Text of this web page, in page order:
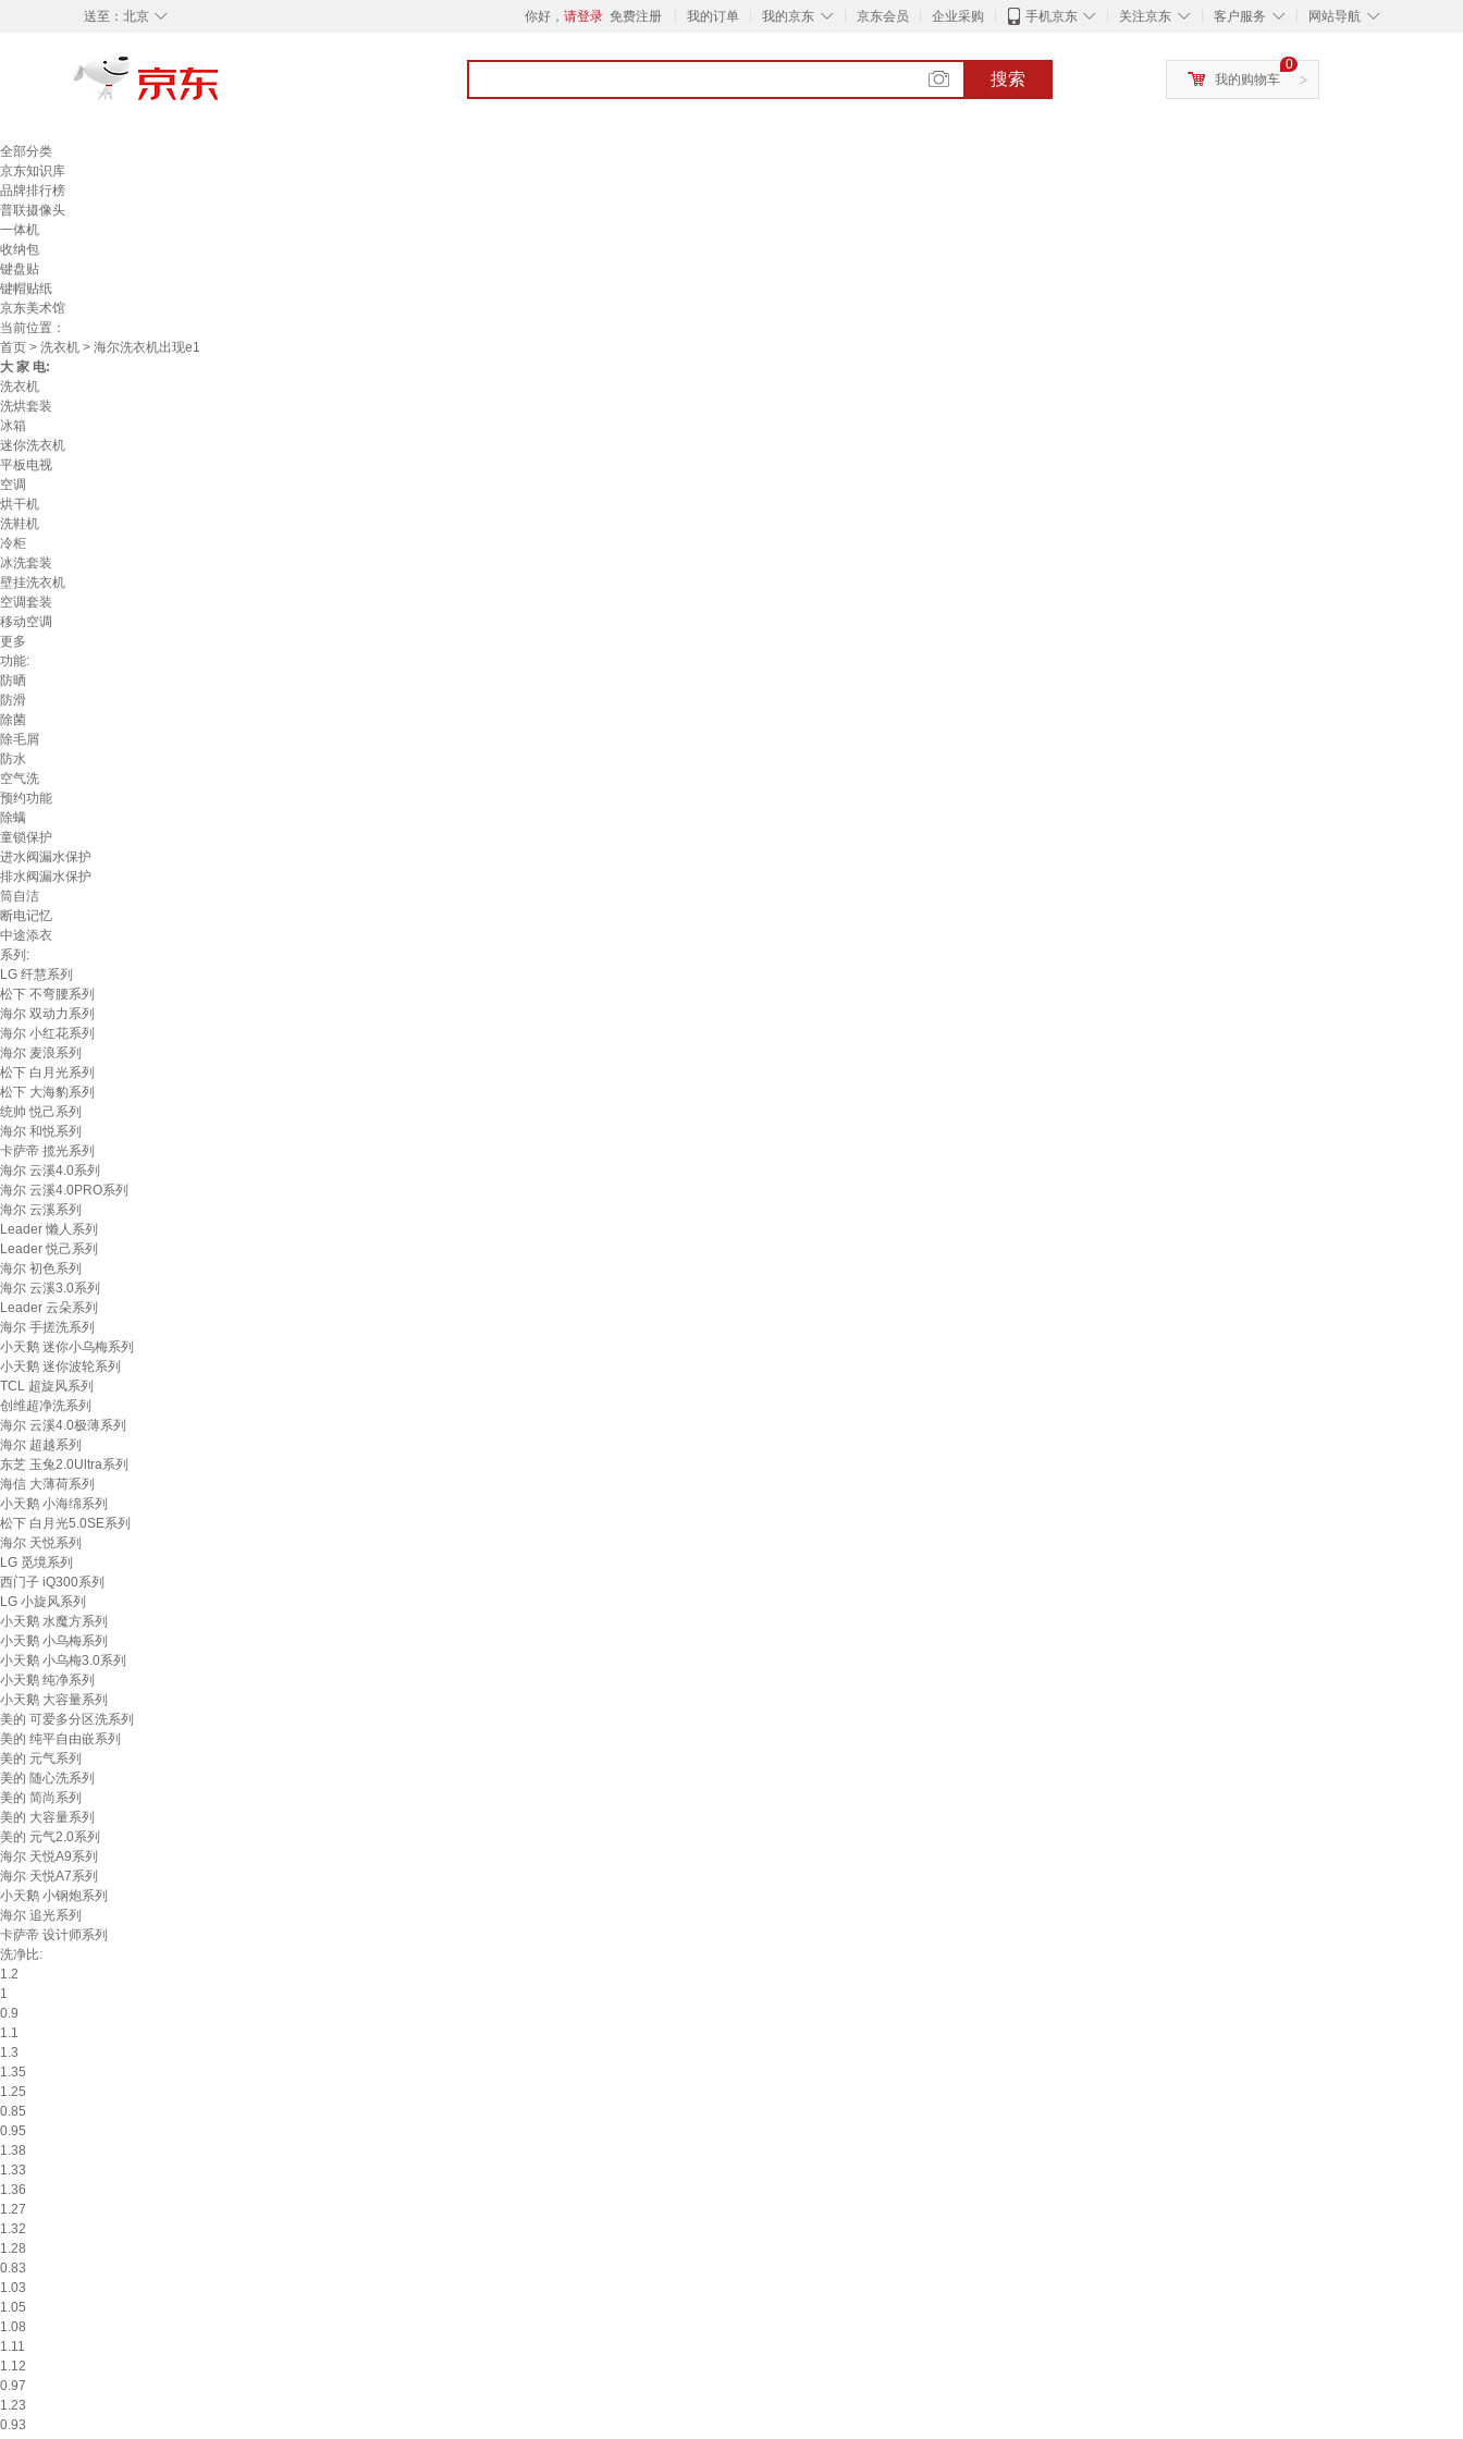
◇
送至： 北京 你好， 请登录 免费注册 我的订单 ◇
我的京东 京东会员 企业采购 ◇
手机京东 ◇
关注京东 ◇
客户服务 ◇
网站导航
搜索 >
0
我的购物车
全部分类
京东知识库
品牌排行榜
普联摄像头
一体机
收纳包
键盘贴
键帽贴纸
京东美术馆
当前位置：
首页 > 洗衣机 > 海尔洗衣机出现e1
大 家 电:
洗衣机
洗烘套装
冰箱
迷你洗衣机
平板电视
空调
烘干机
洗鞋机
冷柜
冰洗套装
壁挂洗衣机
空调套装
移动空调
更多
功能:
防晒
防滑
除菌
除毛屑
防水
空气洗
预约功能
除螨
童锁保护
进水阀漏水保护
排水阀漏水保护
筒自洁
断电记忆
中途添衣
系列:
LG 纤慧系列
松下 不弯腰系列
海尔 双动力系列
海尔 小红花系列
海尔 麦浪系列
松下 白月光系列
松下 大海豹系列
统帅 悦己系列
海尔 和悦系列
卡萨帝 揽光系列
海尔 云溪4.0系列
海尔 云溪4.0PRO系列
海尔 云溪系列
Leader 懒人系列
Leader 悦己系列
海尔 初色系列
海尔 云溪3.0系列
Leader 云朵系列
海尔 手搓洗系列
小天鹅 迷你小乌梅系列
小天鹅 迷你波轮系列
TCL 超旋风系列
创维超净洗系列
海尔 云溪4.0极薄系列
海尔 超越系列
东芝 玉兔2.0Ultra系列
海信 大薄荷系列
小天鹅 小海绵系列
松下 白月光5.0SE系列
海尔 天悦系列
LG 觅境系列
西门子 iQ300系列
LG 小旋风系列
小天鹅 水魔方系列
小天鹅 小乌梅系列
小天鹅 小乌梅3.0系列
小天鹅 纯净系列
小天鹅 大容量系列
美的 可爱多分区洗系列
美的 纯平自由嵌系列
美的 元气系列
美的 随心洗系列
美的 简尚系列
美的 大容量系列
美的 元气2.0系列
海尔 天悦A9系列
海尔 天悦A7系列
小天鹅 小钢炮系列
海尔 追光系列
卡萨帝 设计师系列
洗净比:
1.2
1
0.9
1.1
1.3
1.35
1.25
0.85
0.95
1.38
1.33
1.36
1.27
1.32
1.28
0.83
1.03
1.05
1.08
1.11
1.12
0.97
1.23
0.93